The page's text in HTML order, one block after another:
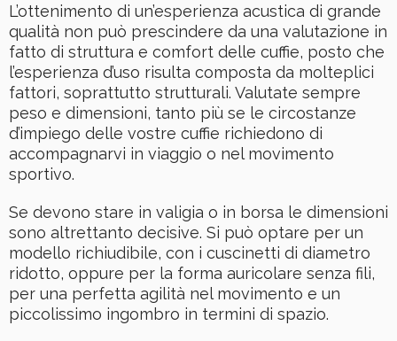
L’ottenimento di un’esperienza acustica di grande
qualità non può prescindere da una valutazione in
fatto di struttura e comfort delle cuffie, posto che
l’esperienza d’uso risulta composta da molteplici
fattori, soprattutto strutturali. Valutate sempre
peso e dimensioni, tanto più se le circostanze
d’impiego delle vostre cuffie richiedono di
accompagnarvi in viaggio o nel movimento
sportivo.
Se devono stare in valigia o in borsa le dimensioni
sono altrettanto decisive. Si può optare per un
modello richiudibile, con i cuscinetti di diametro
ridotto, oppure per la forma auricolare senza fili,
per una perfetta agilità nel movimento e un
piccolissimo ingombro in termini di spazio.